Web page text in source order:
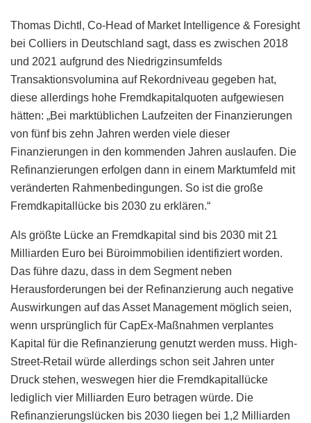
Thomas Dichtl, Co-Head of Market Intelligence & Foresight
bei Colliers in Deutschland sagt, dass es zwischen 2018
und 2021 aufgrund des Niedrigzinsumfelds
Transaktionsvolumina auf Rekordniveau gegeben hat,
diese allerdings hohe Fremdkapitalquoten aufgewiesen
hätten: „Bei marktüblichen Laufzeiten der Finanzierungen
von fünf bis zehn Jahren werden viele dieser
Finanzierungen in den kommenden Jahren auslaufen. Die
Refinanzierungen erfolgen dann in einem Marktumfeld mit
veränderten Rahmenbedingungen. So ist die große
Fremdkapitallücke bis 2030 zu erklären.“
Als größte Lücke an Fremdkapital sind bis 2030 mit 21
Milliarden Euro bei Büroimmobilien identifiziert worden.
Das führe dazu, dass in dem Segment neben
Herausforderungen bei der Refinanzierung auch negative
Auswirkungen auf das Asset Management möglich seien,
wenn ursprünglich für CapEx-Maßnahmen verplantes
Kapital für die Refinanzierung genutzt werden muss. High-
Street-Retail würde allerdings schon seit Jahren unter
Druck stehen, weswegen hier die Fremdkapitallücke
lediglich vier Milliarden Euro betragen würde. Die
Refinanzierungslücken bis 2030 liegen bei 1,2 Milliarden